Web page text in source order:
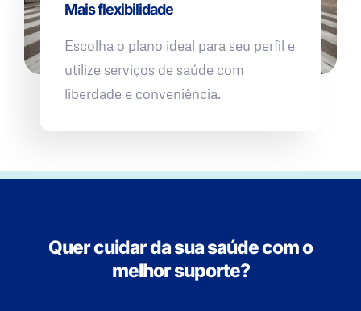
Mais flexibilidade
Escolha o plano ideal para seu perfil e
utilize serviços de saúde com
liberdade e conveniência.
Quer cuidar da sua saúde com o
melhor suporte?